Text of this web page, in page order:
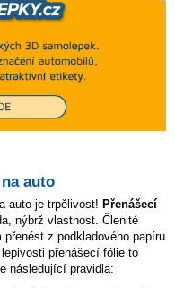
auto
auto je trpělivost! Přenášecí
nýbrž vlastnost. Členité
z podkladového papíru
přenášecí fólie to
následující pravidla: